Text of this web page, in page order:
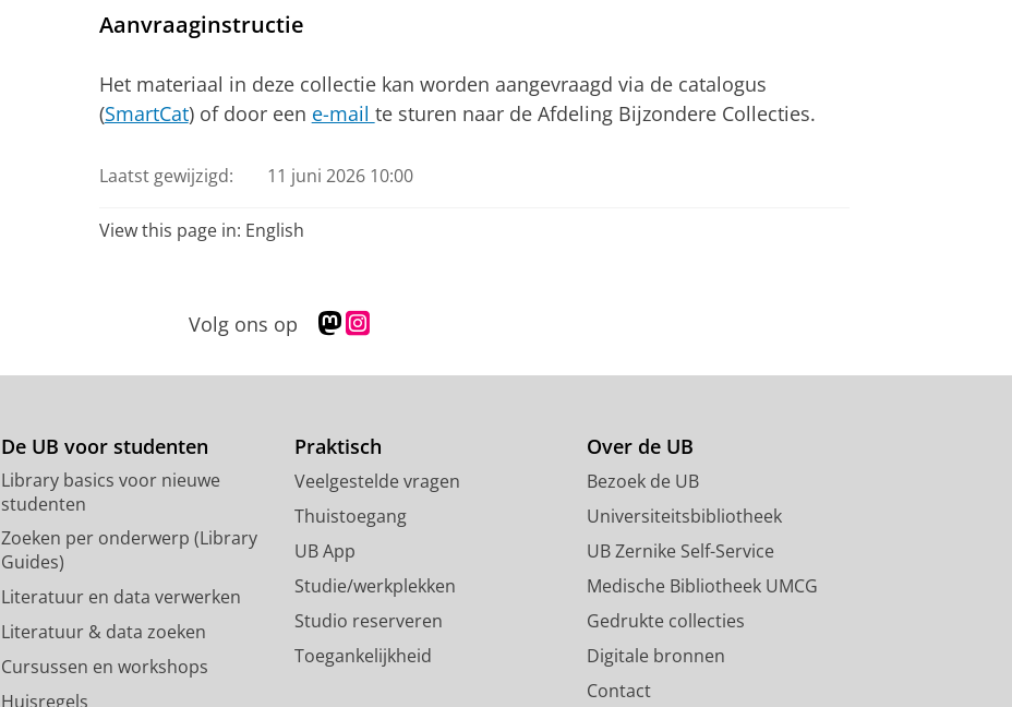
Aanvraaginstructie
Het materiaal in deze collectie kan worden aangevraagd via de catalogus
(SmartCat) of door een e-mail te sturen naar de Afdeling Bijzondere Collecties.
Laatst gewijzigd: 11 juni 2026 10:00
View this page in: English
Volg ons op
M
s
d
n
p
o
f
e
l
s
g
a
m
c
o
u
De UB voor studenten
Library basics voor nieuwe
studenten
Zoeken per onderwerp (Library
Guides)
Literatuur en data verwerken
Literatuur & data zoeken
Cursussen en workshops
Huisregels
Praktisch
Veelgestelde vragen
Thuistoegang
UB App
Studie/werkplekken
Studio reserveren
Toegankelijkheid
Over de UB
Bezoek de UB
Universiteitsbibliotheek
UB Zernike Self-Service
Medische Bibliotheek UMCG
Gedrukte collecties
Digitale bronnen
Contact